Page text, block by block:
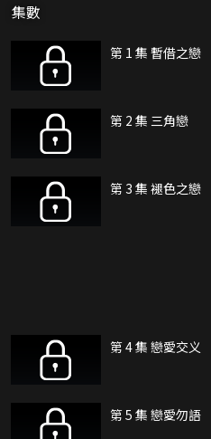
集數
第 1 集 暫借之戀
第 2 集 三角戀
第 3 集 褪色之戀
第 4 集 戀愛交义
第 5 集 戀愛勿語